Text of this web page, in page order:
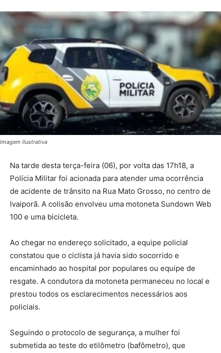
Imagem Ilustrativa
Na tarde desta terça-feira (06), por volta das 17h18, a
Polícia Militar foi acionada para atender uma ocorrência
de acidente de trânsito na Rua Mato Grosso, no centro de
Ivaiporã. A colisão envolveu uma motoneta Sundown Web
100 e uma bicicleta.
Ao chegar no endereço solicitado, a equipe policial
constatou que o ciclista já havia sido socorrido e
encaminhado ao hospital por populares ou equipe de
resgate. A condutora da motoneta permaneceu no local e
prestou todos os esclarecimentos necessários aos
policiais.
Seguindo o protocolo de segurança, a mulher foi
submetida ao teste do etilômetro (bafômetro), que